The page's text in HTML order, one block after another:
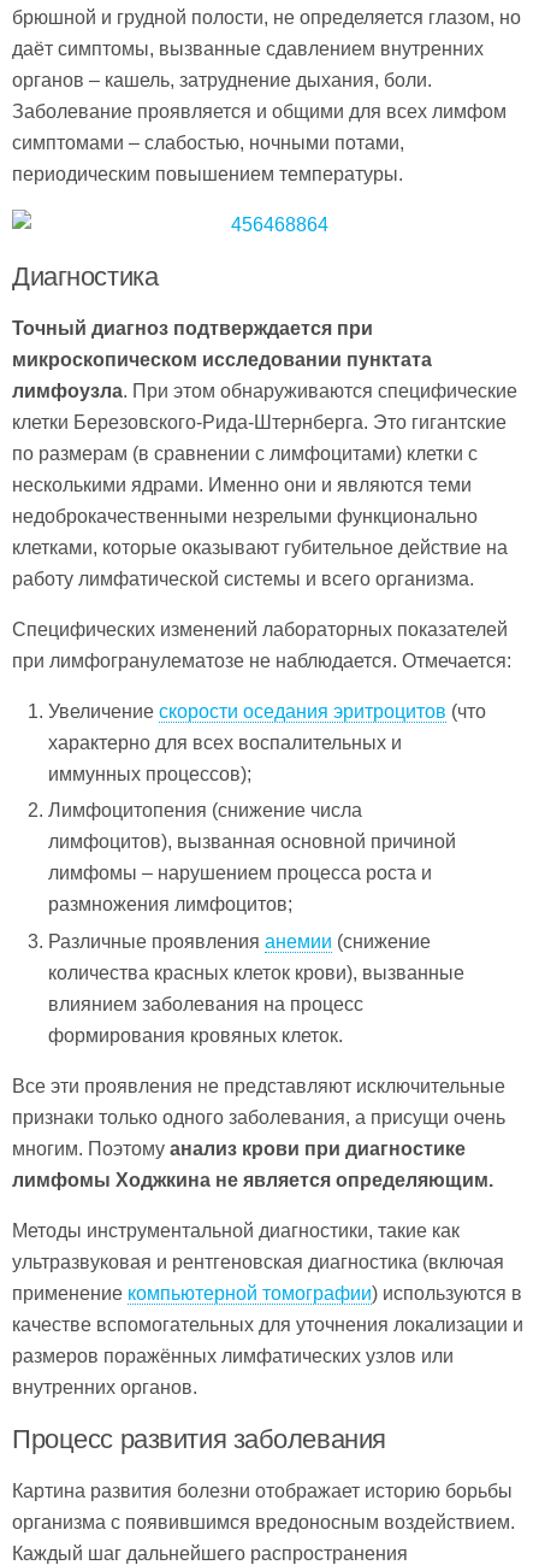
брюшной и грудной полости, не определяется глазом, но
даёт симптомы, вызванные сдавлением внутренних
органов – кашель, затруднение дыхания, боли.
Заболевание проявляется и общими для всех лимфом
симптомами – слабостью, ночными потами,
периодическим повышением температуры.
Диагностика
Точный диагноз подтверждается при
микроскопическом исследовании пунктата
лимфоузла. При этом обнаруживаются специфические
клетки Березовского-Рида-Штернберга. Это гигантские
по размерам (в сравнении с лимфоцитами) клетки с
несколькими ядрами. Именно они и являются теми
недоброкачественными незрелыми функционально
клетками, которые оказывают губительное действие на
работу лимфатической системы и всего организма.
Специфических изменений лабораторных показателей
при лимфогранулематозе не наблюдается. Отмечается:
Увеличениескорости оседания эритроцитов (что
характерно для всех воспалительных и
иммунных процессов);
Лимфоцитопения (снижение числа
лимфоцитов), вызванная основной причиной
лимфомы – нарушением процесса роста и
размножения лимфоцитов;
Различные проявленияанемии (снижение
количества красных клеток крови), вызванные
влиянием заболевания на процесс
формирования кровяных клеток.
Все эти проявления не представляют исключительные
признаки только одного заболевания, а присущи очень
многим. Поэтому анализ крови при диагностике
лимфомы Ходжкина не является определяющим.
Методы инструментальной диагностики, такие как
ультразвуковая и рентгеновская диагностика (включая
применение компьютерной томографии) используются в
качестве вспомогательных для уточнения локализации и
размеров поражённых лимфатических узлов или
внутренних органов.
Процесс развития заболевания
Картина развития болезни отображает историю борьбы
организма с появившимся вредоносным воздействием.
Каждый шаг дальнейшего распространения